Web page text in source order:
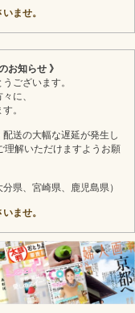
ませ。
お知らせ 》
ございます。
に、
。
送の大幅な遅延が発生し
理解いただけますようお願
県、宮崎県、鹿児島県）
ませ。